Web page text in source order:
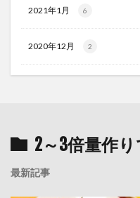
2021年1月 6
2020年12月 2
2～3倍量作
最新記事